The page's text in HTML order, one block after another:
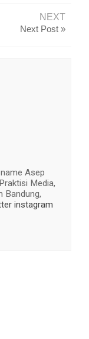
NEXT
Next Post »
Asep
Media,
Bandung,
instagram